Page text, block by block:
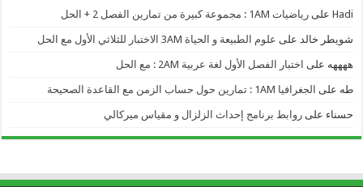
Hadi علىرياضيات 1AM : مجموعة كبيرة من تمارين الفصل 2 + الحل
شويطر خالد على علوم الطبيعة و الحياة 3AM الاختبار للثلاثي الأول مع الحل
ههههه على اختبار الفصل الأول لغة عربية 2AM : مع الحل
طه على الجغرافيا 1AM : تمارين حول حساب الزمن مع القاعدة الصحيحة
حسناء علىروابط برنامج إحداث الزلزال و مقياس ميركالي